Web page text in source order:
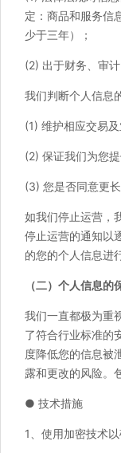
定：商品和服务信
少于三年）；
(2) 出于财务、审
我们判断个人信息
(1) 维护相应交易
(2) 保证我们为您
(3) 您是否同意更长
如我们停止运营，
停止运营的通知以
的您的个人信息进
（二）个人信息的
我们一直都极为重
了符合行业标准的
度降低您的信息被
露和更改的风险。
● 技术措施
1、使用加密技术